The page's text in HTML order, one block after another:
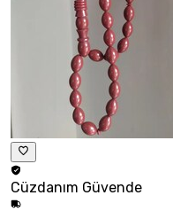
Cüzdanım Güvende